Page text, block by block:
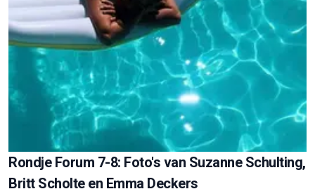
Rondje Forum 7-8: Foto's van Suzanne Schulting,
Britt Scholte en Emma Deckers